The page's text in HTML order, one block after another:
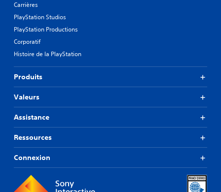
Carrières
PlayStation Studios
PlayStation Productions
Corporatif
Histoire de la PlayStation
Produits
Valeurs
Assistance
Ressources
Connexion